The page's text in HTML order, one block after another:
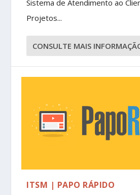
Sistema de Atendimento ao
Projetos...
CONSULTE MAIS
ITSM | PAPO RÁPIDO